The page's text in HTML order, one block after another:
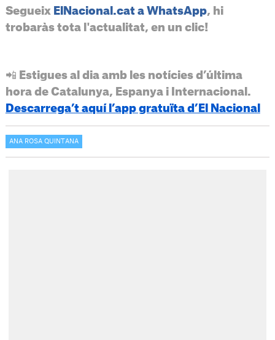
Segueix ElNacional.cat a WhatsApp, hi
trobaràs tota l'actualitat, en un clic!
📲 Estigues al dia amb les notícies d’última
hora de Catalunya, Espanya i Internacional.
Descarrega’t aquí l’app gratuïta d’El Nacional
ANA ROSA QUINTANA